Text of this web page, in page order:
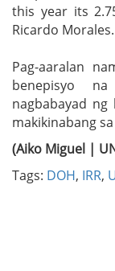
this year its
Ricardo Morales.
Pag-aaralan
benepisyo
nagbabayad
makikinabang
(Aiko Miguel |
Tags: DOH, IRR,